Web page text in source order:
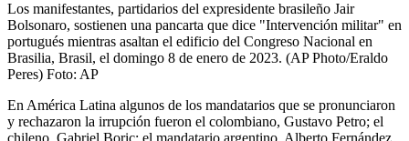
Los manifestantes, partidarios del expresidente brasileño Jair
Bolsonaro, sostienen una pancarta que dice "Intervención militar" en
portugués mientras asaltan el edificio del Congreso Nacional en
Brasilia, Brasil, el domingo 8 de enero de 2023. (AP Photo/Eraldo
Peres) Foto: AP
En América Latina algunos de los mandatarios que se pronunciaron
y rechazaron la irrupción fueron el colombiano, Gustavo Petro; el